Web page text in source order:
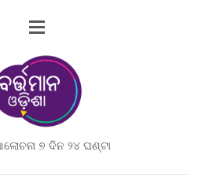
୭ ଦିନ ୨୪ ଘଣ୍ଟା